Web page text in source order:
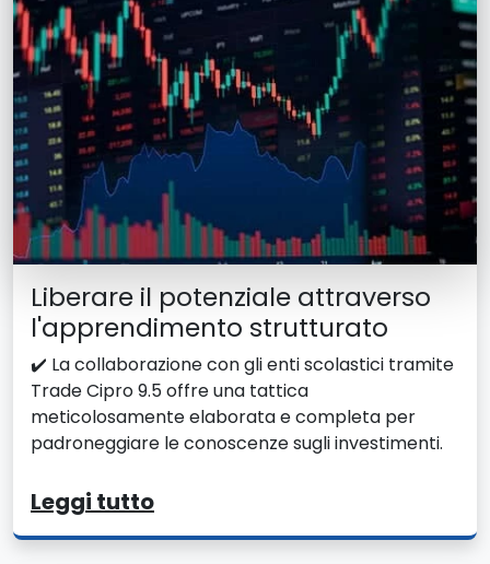
Liberare il potenziale attraverso
l'apprendimento strutturato
✔️ La collaborazione con gli enti scolastici tramite
Trade Cipro 9.5 offre una tattica
meticolosamente elaborata e completa per
padroneggiare le conoscenze sugli investimenti.
Leggi tutto